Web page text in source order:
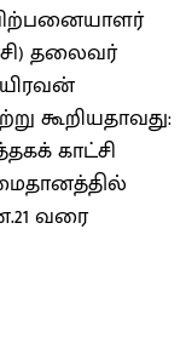
தலைவர்
கூறியதாவது:
காட்சி
வரை